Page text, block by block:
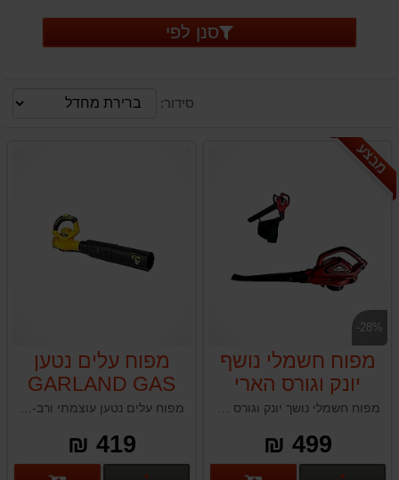
סנן לפי
סידור:
מבצע
-28%
מפוח חשמלי נושף
יונק וגורס הארי
HARRY LSN
2900
מפוח חשמלי נושך יונק וגורס הארי HARRY LSN 2900
499 ₪
מפוח עלים נטען
GARLAND GAS
KEEPER 20V
209-V23 גוף בלבד
מפוח עלים נטען עוצמתי ורב-תכליתי המיועד לניקוי יעיל של עלים ופסולת. המפוח מצויד במנוע עוצמתי בהספק של 500W, שש מהירויות מתכווננות ועיצוב קומפקטי המקל על האחסון, מה שהופך אותו לאידיאלי למשימות גינון שונות ומגוונות.
419 ₪